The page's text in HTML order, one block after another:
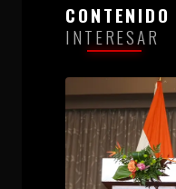
CONTENIDO
INTERESAR